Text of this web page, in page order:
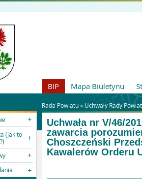
BIP Mapa Biuletynu
Rada Powiatu » Uchwały Rady
(jak to
Uchwała nr V/46/
zawarcia
Choszczeński
Kawalerów Orderu